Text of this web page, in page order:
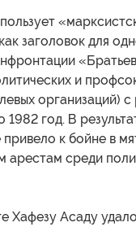
заголовок для
и
организаций)
1982 год. В
привело к бойне в
арестам среди
Хафезу Асаду